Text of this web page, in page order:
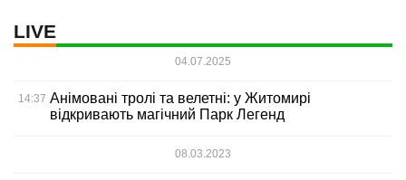
LIVE
04.07.2025
14:37 Анімовані тролі та велетні: у Житомирі
відкривають магічний Парк Легенд
08.03.2023